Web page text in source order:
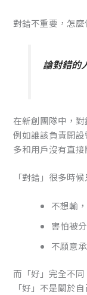
對錯不重要，怎
論對錯的
在新創團隊中，
例如誰該負責開
多和用戶沒有直
「對錯」很多時
不想輸
害怕被
不願意
而「好」完全不同
「好」不是關於